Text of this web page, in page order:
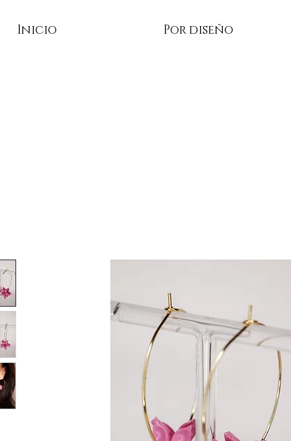
Inicio Por diseño